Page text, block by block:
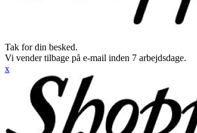
Tak for din besked.
Vi vender tilbage på e-mail inden 7 arbejdsdage.
x